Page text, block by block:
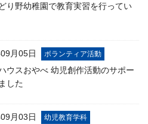
り野幼稚園で教育実習を行ってい
月05日 ボランティア活動
ウスおやべ 幼児創作活動のサポー
した
月03日 幼児教育学科